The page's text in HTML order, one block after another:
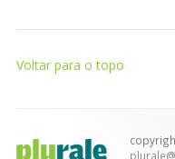
Voltar para o topo